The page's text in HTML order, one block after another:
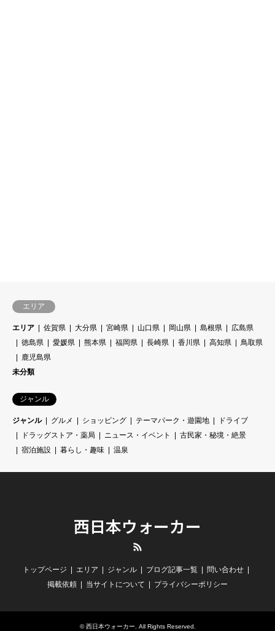
エリア
エリア 佐賀県 大分県 宮崎県 山口県 岡山県 島根県
広島県
徳島県
愛媛県 熊本県 福岡県 長崎県 香川県 高知県
鳥取県
鹿児島県
未分類
ジャンル
ジャンル グルメ ショッピング テーマパーク・遊園地
ドライブ
ドラッグストア・薬局
ニュース・イベント
古民家・秘境・絶景
宿泊施設
暮らし・趣味 温泉
西日本ウォーカー
トップページ エリア ジャンル ブログ記事一覧
問い合わせ
掲載依頼
当サイトについて プライバシーポリシー
©西日本ウォーカー. All Rights Reserved.